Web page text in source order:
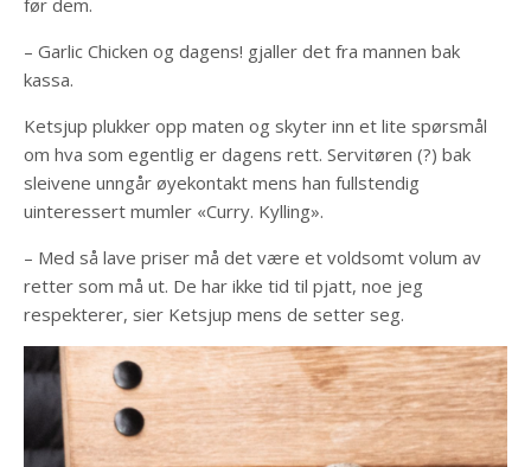
før dem.
– Garlic Chicken og dagens! gjaller det fra mannen bak
kassa.
Ketsjup plukker opp maten og skyter inn et lite spørsmål
om hva som egentlig er dagens rett. Servitøren (?) bak
sleivene unngår øyekontakt mens han fullstendig
uinteressert mumler «Curry. Kylling».
– Med så lave priser må det være et voldsomt volum av
retter som må ut. De har ikke tid til pjatt, noe jeg
respekterer, sier Ketsjup mens de setter seg.